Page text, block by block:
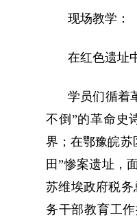
现场教学：
在红色遗址
学员们循着
不倒”的革命史
界；在鄂豫皖苏
田”惨案遗址，
苏维埃政府税
务干部教育工